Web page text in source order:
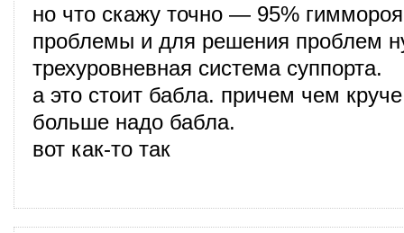
но что скажу точно — 95%
проблемы и для решения проблем
трехуровневная система суппорта.
а это стоит бабла. причем чем
больше надо бабла.
вот как-то так